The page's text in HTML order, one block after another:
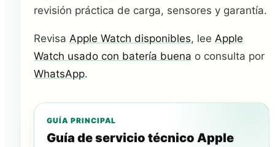
revisión práctica de carga, sensores y garantía.
Revisa Apple Watch disponibles, lee Apple
Watch usado con batería buena o consulta por
WhatsApp.
GUÍA PRINCIPAL
Guía de servicio técnico Apple